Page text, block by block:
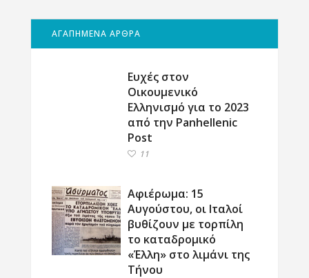
ΑΓΑΠΗΜΕΝΑ ΑΡΘΡΑ
Ευχές στον
Οικουμενικό
Ελληνισμό για το 2023
από την Panhellenic
Post
11
Αφιέρωμα: 15
Αυγούστου, οι Ιταλοί
βυθίζουν με τορπίλη
το καταδρομικό
«Έλλη» στο λιμάνι της
Τήνου